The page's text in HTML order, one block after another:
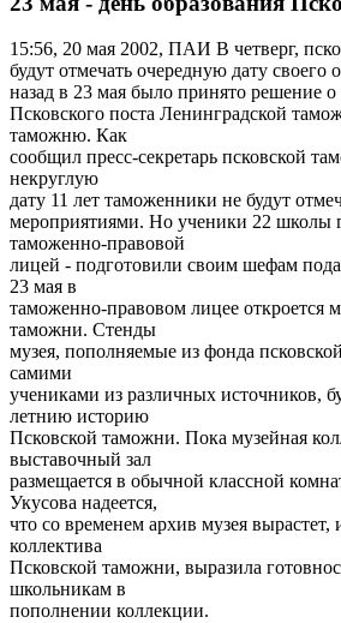
15:56, 20 мая 2002, ПАИ В четверг,
будут отмечать очередную дату своего
назад в 23 мая было принято решение о
Псковского поста Ленинградской
таможню. Как
сообщил пресс-секретарь псковской
некруглую
дату 11 лет таможенники не будут
мероприятиями. Но ученики 22 школы
таможенно-правовой
лицей - подготовили своим шефам
23 мая в
таможенно-правовом лицее откроется
таможни. Стенды
музея, пополняемые из фонда
самими
учениками из различных источников,
летнию историю
Псковской таможни. Пока музейная
выставочный зал
размещается в обычной классной
Укусова надеется,
что со временем архив музея вырастет,
коллектива
Псковской таможни, выразила
школьникам в
пополнении коллекции.